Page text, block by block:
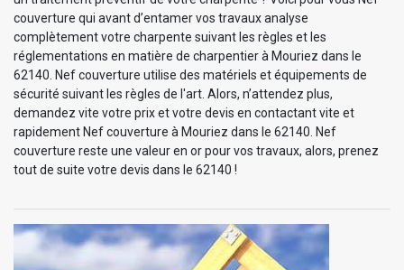
couverture qui avant d’entamer vos travaux analyse
complètement votre charpente suivant les règles et les
réglementations en matière de charpentier à Mouriez dans le
62140. Nef couverture utilise des matériels et équipements de
sécurité suivant les règles de l'art. Alors, n’attendez plus,
demandez vite votre prix et votre devis en contactant vite et
rapidement Nef couverture à Mouriez dans le 62140. Nef
couverture reste une valeur en or pour vos travaux, alors, prenez
tout de suite votre devis dans le 62140 !